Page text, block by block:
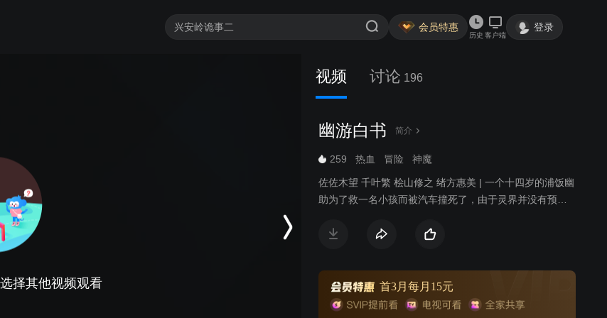
会员特惠
历史 客户端
登录
择其他视频观看
视频 讨论 196
幽游白书 简介
259 热血 冒险 神魔
佐佐木望 千叶繁 桧山修之 绪方惠美 | 一个十四岁的浦饭幽
助为了救一名小孩而被汽车撞死了，由于灵界并没有预计
生的机会。经过了灵界的考验，幽助终于重回自己的身
首3月每月15元